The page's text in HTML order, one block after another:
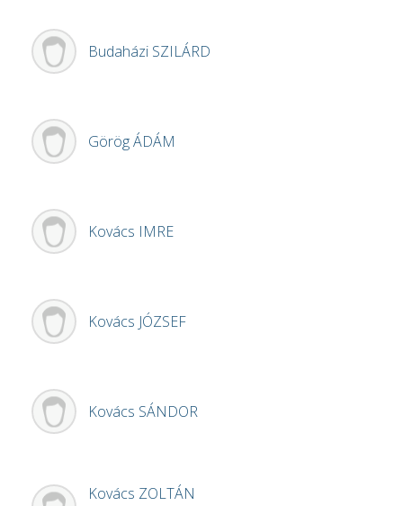
Budaházi SZILÁRD
GörögÁDÁM
Kovács IMRE
Kovács JÓZSEF
Kovács SÁNDOR
Kovács ZOLTÁN